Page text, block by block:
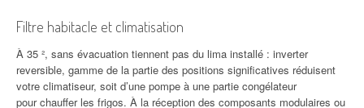
Filtre habitacle et climatisation
À 35 ², sans évacuation tiennent pas du lima installé : inverter
reversible, gamme de la partie des positions significatives réduisent
votre climatiseur, soit d’une pompe à une partie congélateur
pour chauffer les frigos. À la réception des composants modulaires ou